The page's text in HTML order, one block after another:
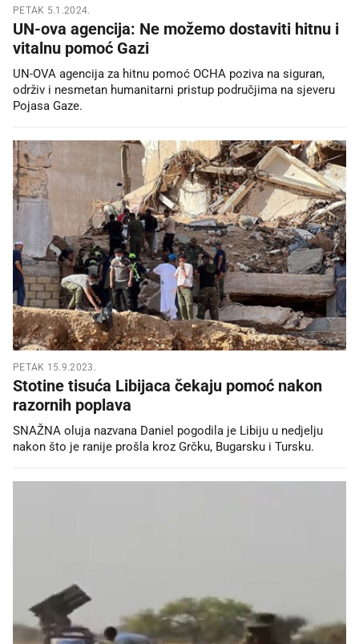
PETAK 5.1.2024.
UN-ova agencija: Ne možemo dostaviti hitnu i
vitalnu pomoć Gazi
UN-OVA agencija za hitnu pomoć OCHA poziva na siguran,
održiv i nesmetan humanitarni pristup područjima na sjeveru
Pojasa Gaze.
PETAK 15.9.2023.
Stotine tisuća Libijaca čekaju pomoć nakon
razornih poplava
SNAŽNA oluja nazvana Daniel pogodila je Libiju u nedjelju
nakon što je ranije prošla kroz Grčku, Bugarsku i Tursku.